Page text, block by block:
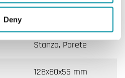
Deny
-20…70 °C
Stanza, Parete
128x80x55 mm